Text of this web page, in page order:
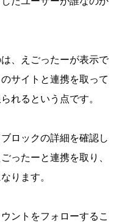
、えごったーが表示で
サイトと連携を取って
れるという点です。
ロックの詳細を確認し
ったーと連携を取り、
ります。
ントをフォローするこ